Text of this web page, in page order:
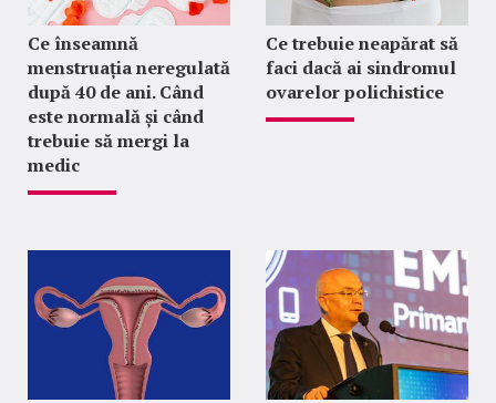
Ce înseamnă
menstruația neregulată
după 40 de ani. Când
este normală și când
trebuie să mergi la
medic
Ce trebuie neapărat să
faci dacă ai sindromul
ovarelor polichistice